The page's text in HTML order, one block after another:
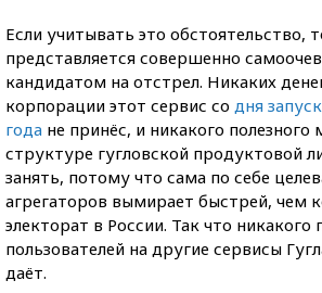
Если учитывать это обстоятельство,
представляется совершенно
кандидатом на отстрел. Никаких
корпорации этот сервис со дня
года не принёс, и никакого
структуре гугловской продуктовой
занять, потому что сама по себе
агрегаторов вымирает быстрей, чем
электорат в России. Так что никакого
пользователей на другие сервисы
даёт.